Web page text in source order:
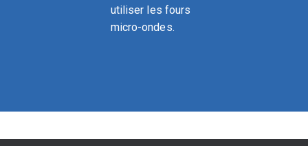
utiliser les fours
micro-ondes.